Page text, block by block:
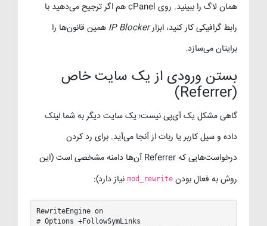
همان لاگ را ببینید. روی cPanel هم اگر ترجیح می‌دهید با
رابط گرافیکی کار کنید، ابزارIP Blocker همین قانون‌ها را
برایتان می‌سازد.
بستن ورودی از یک سایت خاص
(Referrer)
گاهی مشکل یک آی‌پی نیست؛ یک سایت دیگر به شما لینک
داده و سیل کاربر یا ربات از آنجا می‌آید. برای رد کردن
درخواست‌هایی که Referrer آن‌ها دامنه مشخصی است (این
روش به فعال بودن mod_rewrite نیاز دارد):
RewriteEngine on
# Options +FollowSymLinks